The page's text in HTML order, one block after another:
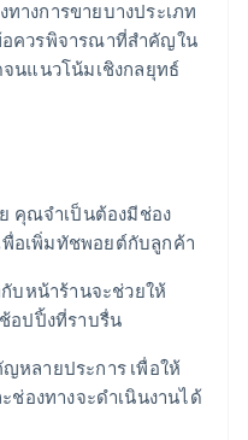
างการขายบางประเภท
อควรพิจารณาที่สำคัญใน
นแนวโน้มเชิงกลยุทธ์
คุณจำเป็นต้องมีช่อง
พื่อเพิ่มทัชพอยต์กับลูกค้า
บหน้าร้านจะช่วยให้
อปปิ้งที่ราบรื่น
หลายประการ เพื่อให้
ช่องทางจะดำเนินงานได้